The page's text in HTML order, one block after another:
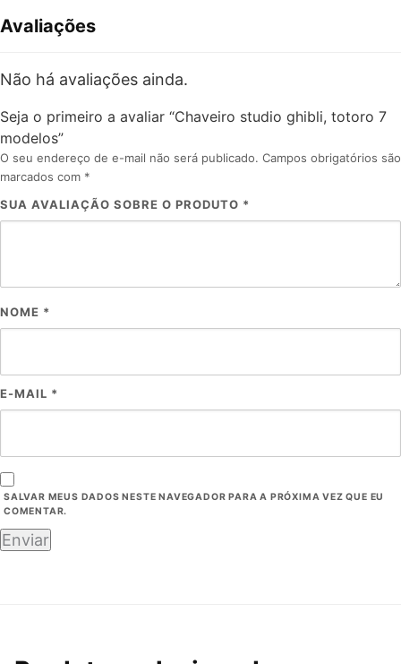
Avaliações
Não há avaliações ainda.
Seja o primeiro a avaliar “Chaveiro studio ghibli, totoro 7
modelos”
O seu endereço de e-mail não será publicado. Campos obrigatórios são
marcados com *
SUA AVALIAÇÃO SOBRE O PRODUTO *
NOME *
E-MAIL *
SALVAR MEUS DADOS NESTE NAVEGADOR PARA A PRÓXIMA VEZ QUE EU
COMENTAR.